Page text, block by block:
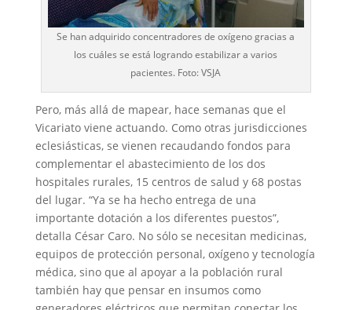
Se han adquirido concentradores de oxígeno gracias a
los cuáles se está logrando estabilizar a varios
pacientes. Foto: VSJA
Pero, más allá de mapear, hace semanas que el
Vicariato viene actuando. Como otras jurisdicciones
eclesiásticas, se vienen recaudando fondos para
complementar el abastecimiento de los dos
hospitales rurales, 15 centros de salud y 68 postas
del lugar. “Ya se ha hecho entrega de una
importante dotación a los diferentes puestos”,
detalla César Caro. No sólo se necesitan medicinas,
equipos de protección personal, oxígeno y tecnología
médica, sino que al apoyar a la población rural
también hay que pensar en insumos como